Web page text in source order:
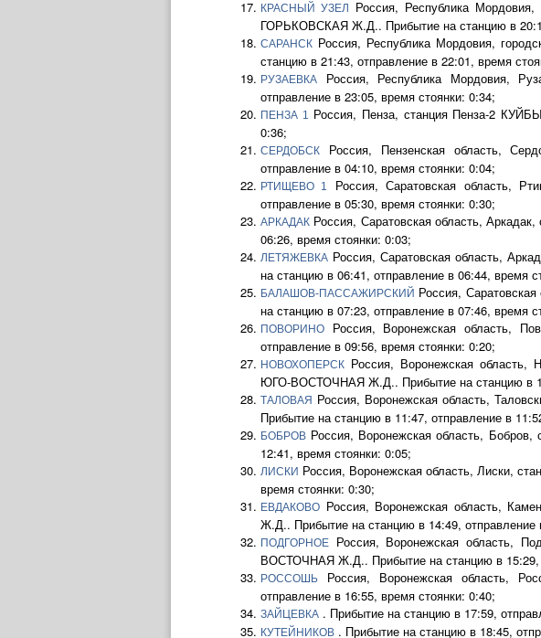
КРАСНЫЙ УЗЕЛ
Россия, Республика
ГОРЬКОВСКАЯ Ж.Д.. Прибытие на станцию в
САРАНСК Россия, Республика Мордовия,
станцию в 21:43, отправление в 22:01, время
РУЗАЕВКА
Россия, Республика Мордовия,
отправление в 23:05, время стоянки: 0:34;
ПЕНЗА 1 Россия, Пенза, станция Пенза-2
0:36;
СЕРДОБСК
Россия, Пензенская область,
отправление в 04:10, время стоянки: 0:04;
РТИЩЕВО 1
Россия, Саратовская область,
отправление в 05:30, время стоянки: 0:30;
АРКАДАК Россия, Саратовская область,
06:26, время стоянки: 0:03;
ЛЕТЯЖЕВКА Россия, Саратовская область,
на станцию в 06:41, отправление в 06:44, время
БАЛАШОВ-ПАССАЖИРСКИЙ Россия,
на станцию в 07:23, отправление в 07:46, время
ПОВОРИНО
Россия, Воронежская область,
отправление в 09:56, время стоянки: 0:20;
НОВОХОПЕРСК Россия, Воронежская область,
ЮГО-ВОСТОЧНАЯ Ж.Д.. Прибытие на станцию в
ТАЛОВАЯ Россия, Воронежская область,
Прибытие на станцию в 11:47, отправление в
БОБРОВ Россия, Воронежская область,
12:41, время стоянки: 0:05;
ЛИСКИ Россия, Воронежская область, Лиски,
время стоянки: 0:30;
ЕВДАКОВО Россия, Воронежская область,
Ж.Д.. Прибытие на станцию в 14:49, отправление
ПОДГОРНОЕ
Россия, Воронежская область,
ВОСТОЧНАЯ Ж.Д.. Прибытие на станцию в 15:29,
РОССОШЬ
Россия, Воронежская область,
отправление в 16:55, время стоянки: 0:40;
ЗАЙЦЕВКА . Прибытие на станцию в 17:59,
КУТЕЙНИКОВ . Прибытие на станцию в 18:45,